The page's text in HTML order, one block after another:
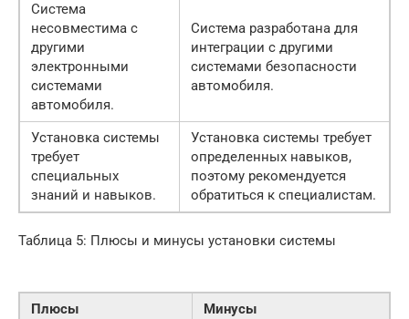
Система
несовместима с
другими
электронными
системами
автомобиля.
Система разработана для
интеграции с другими
системами безопасности
автомобиля.
Установка системы
требует
специальных
знаний и навыков.
Установка системы требует
определенных навыков,
поэтому рекомендуется
обратиться к специалистам.
Таблица 5: Плюсы и минусы установки системы
Плюсы
Минусы